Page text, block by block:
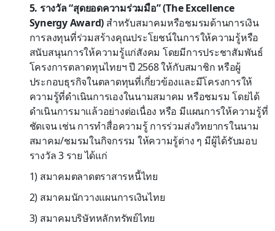
5. รางวัล “สุดยอดความร่วมมือ” (The Excellence
Synergy Award) สำหรับสมาคมหรือชมรมด้านการเงิน
การลงทุนที่ร่วมสร้างคุณประโยชน์ในการให้ความรู้หรือ
สนับสนุนการให้ความรู้แก่สังคม โดยมีการประชาสัมพันธ์
โครงการตลาดทุนไทยฯ ปี 2568 ให้กับสมาชิก หรือผู้
ประกอบธุรกิจในตลาดทุนที่เกี่ยวข้องและมีโครงการให้
ความรู้ที่ดำเนินการเองในนามสมาคม หรือชมรม โดยได้
ดำเนินการมาแล้วอย่างต่อเนื่อง หรือ มีแผนการให้ความรู้ที่
ชัดเจน เช่น การทำสื่อความรู้ การร่วมส่งวิทยากรในนาม
สมาคม/ชมรมในกิจกรรม ให้ความรู้ต่าง ๆ มีผู้ได้รับมอบ
รางวัล 3 ราย ได้แก่
1) สมาคมตลาดตราสารหนี้ไทย
2) สมาคมนักวางแผนการเงินไทย
3) สมาคมบริษัทหลักทรัพย์ไทย